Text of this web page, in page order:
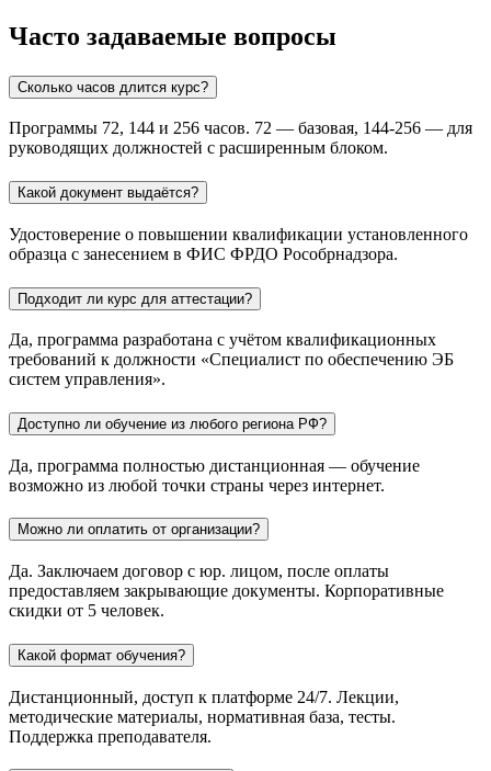
Часто задаваемые вопросы
Сколько часов длится курс?
Программы 72, 144 и 256 часов. 72 — базовая, 144-256 — для
руководящих должностей с расширенным блоком.
Какой документ выдаётся?
Удостоверение о повышении квалификации установленного
образца с занесением в ФИС ФРДО Рособрнадзора.
Подходит ли курс для аттестации?
Да, программа разработана с учётом квалификационных
требований к должности «Специалист по обеспечению ЭБ
систем управления».
Доступно ли обучение из любого региона РФ?
Да, программа полностью дистанционная — обучение
возможно из любой точки страны через интернет.
Можно ли оплатить от организации?
Да. Заключаем договор с юр. лицом, после оплаты
предоставляем закрывающие документы. Корпоративные
скидки от 5 человек.
Какой формат обучения?
Дистанционный, доступ к платформе 24/7. Лекции,
методические материалы, нормативная база, тесты.
Поддержка преподавателя.